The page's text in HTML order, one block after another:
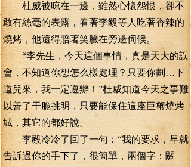
杜威被晾在一邊，雖然心懷怨恨，卻不
敢有絲毫的表露，看著李毅等人吃著香辣的
燒烤，他還得賠著笑臉在旁邊伺候。
“李先生，今天這個事情，真是天大的誤
會，不知道你想怎么樣處理？只要你劃…下
道兒來，我一定遵辦！”杜威知道今天之事難
以善了干脆挑明，只要能保住這座巨蟹燒烤
城，其它的都好說。
李毅冷冷了回了一句：“我的要求，早就
告訴過你的手下了，很簡單，兩個字：關